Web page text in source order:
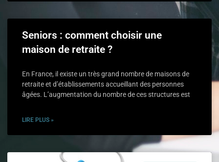
Seniors : comment choisir une
maison de retraite ?
En France, il existe un très grand nombre de maisons de
retraite et d’établissements accueillant des personnes
âgées. L’augmentation du nombre de ces structures est
LIRE PLUS »